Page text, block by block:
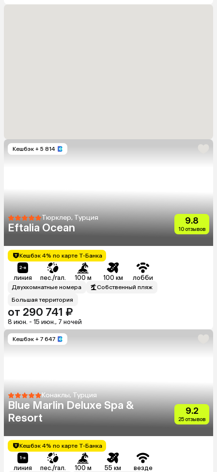
Кешбэк + 5 814
Тюрклер, Турция
Eftalia Ocean
9.8
10 отзывов
Кешбэк 4% по карте Т-Банка
линия пес./гал. 100 м 100 км лобби
Двухкомнатные номера
Собственный пляж
Большая территория
от 290 741 ₽
8 июн. - 15 июн., 7 ночей
Кешбэк + 7 647
Конаклы, Турция
Blue Marlin Deluxe Spa &
Resort
9.2
25 отзывов
Кешбэк 4% по карте Т-Банка
линия пес./гал. 100 м 55 км везде